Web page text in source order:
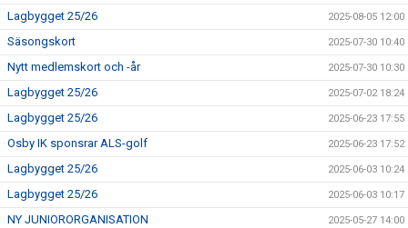
Lagbygget 25/26 2025-08-05 12:00
Säsongskort 2025-07-30 10:40
Nytt medlemskort och -år 2025-07-30 10:30
Lagbygget 25/26 2025-07-02 18:24
Lagbygget 25/26 2025-06-23 17:55
Osby IK sponsrar ALS-golf 2025-06-23 17:52
Lagbygget 25/26 2025-06-03 10:24
Lagbygget 25/26 2025-06-03 10:17
NY JUNIORORGANISATION 2025-05-27 14:00